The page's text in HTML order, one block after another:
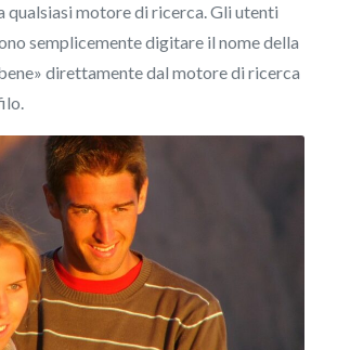
qualsiasi motore di ricerca. Gli utenti
semplicemente digitare il nome della
direttamente dal motore di ricerca